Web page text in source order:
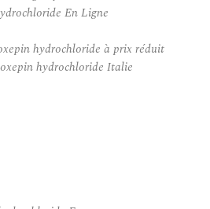
En Ligne
hydrochloride à prix réduit
hydrochloride Italie